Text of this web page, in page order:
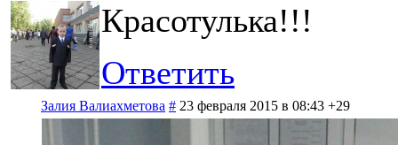
Красотулька!!!
Ответить
Залия Валиахметова # 23 февраля 2015 в 08:43 +29